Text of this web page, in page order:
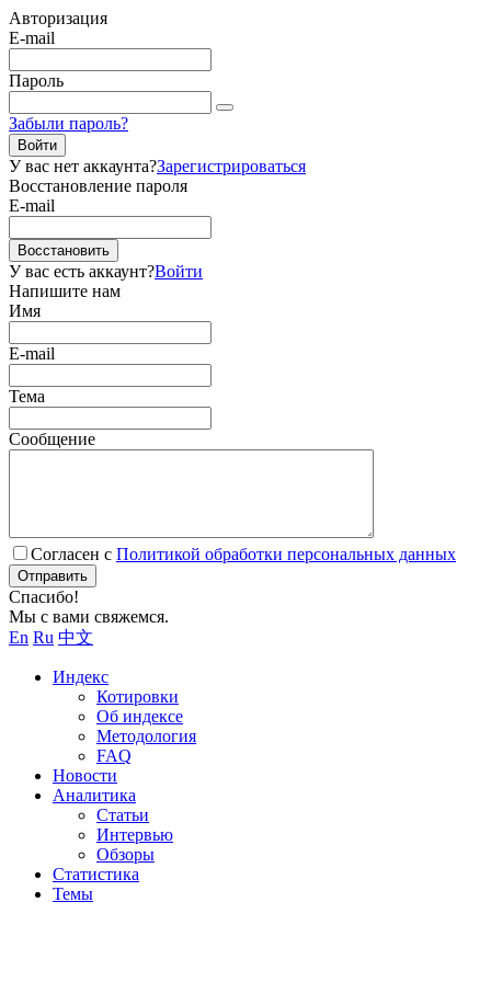
Авторизация
E-mail
Пароль
Забыли пароль?
Войти
У вас нет аккаунта?Зарегистрироваться
Восстановление пароля
E-mail
Восстановить
У вас есть аккаунт?Войти
Напишите нам
Имя
E-mail
Тема
Сообщение
Согласен с Политикой обработки персональных данных
Отправить
Спасибо!
Мы с вами свяжемся.
En Ru 中文
Индекс
Котировки
Об индексе
Методология
FAQ
Новости
Аналитика
Статьи
Интервью
Обзоры
Статистика
Темы